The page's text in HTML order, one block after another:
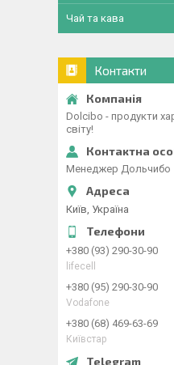
Чай та кава
Контакти
Dolcibo - продукти
світу!
Менеджер Дольчибо
Київ, Україна
+380 (93) 290-30-90
lifecell
+380 (95) 290-30-90
Vodafone
+380 (68) 469-63-69
Київстар